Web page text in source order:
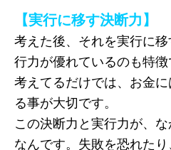
【実行に移す決断力】
考えた後、それを実行に
行力が優れているのも特徴
考えてるだけでは、お金
る事が大切です。
この決断力と実行力が、
なんです。失敗を恐れたり